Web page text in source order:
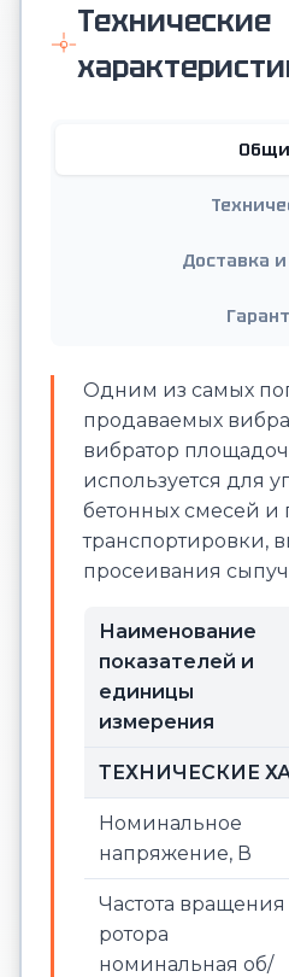
Технические
Доставка
Одним из самых
продаваемых
вибратор
используется для
бетонных смесей и
транспортировки,
просеивания
Наименование
показателей и
единицы
измерения
ТЕХНИЧЕСКИЕ
Номинальное
напряжение, В
Частота вращения
ротора
номинальная об/